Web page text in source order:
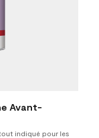
Avant-
indiqué pour les